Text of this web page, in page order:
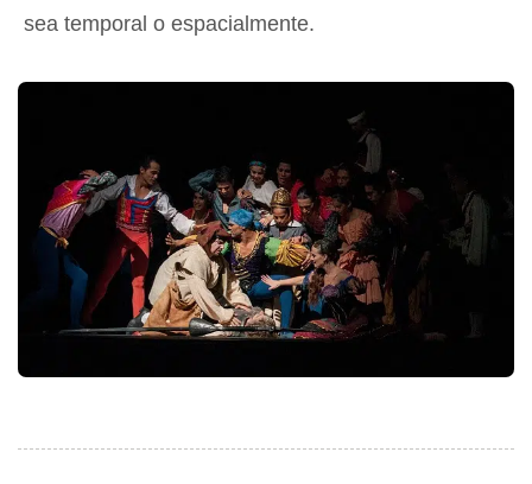
sea temporal o espacialmente.